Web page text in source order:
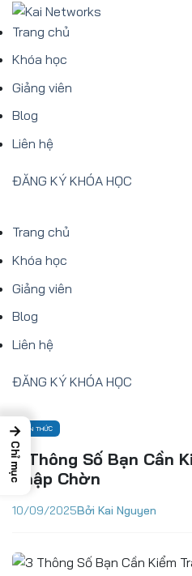
Bỏ
quaTrang chủ
Khóa học
Giảng viên
Blog
Liên hệ
ĐĂNG KÝ KHÓA HỌC
Trang chủ
Khóa học
Giảng viên
Blog
Liên hệ
ĐĂNG KÝ KHÓA HỌC
KIẾN THỨC
3 Thông Số Bạn Cần
Chập Chờn
10/09/2025Bởi Kai Nguyen
→
Chỉ mục